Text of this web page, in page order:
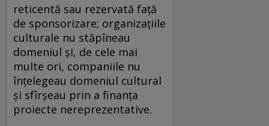
reticentă sau rezervată faţă
de sponsorizare; organizaţiile
culturale nu stăpîneau
domeniul şi, de cele mai
multe ori, companiile nu
înţelegeau domeniul cultural
şi sfîrşeau prin a finanţa
proiecte nereprezentative.